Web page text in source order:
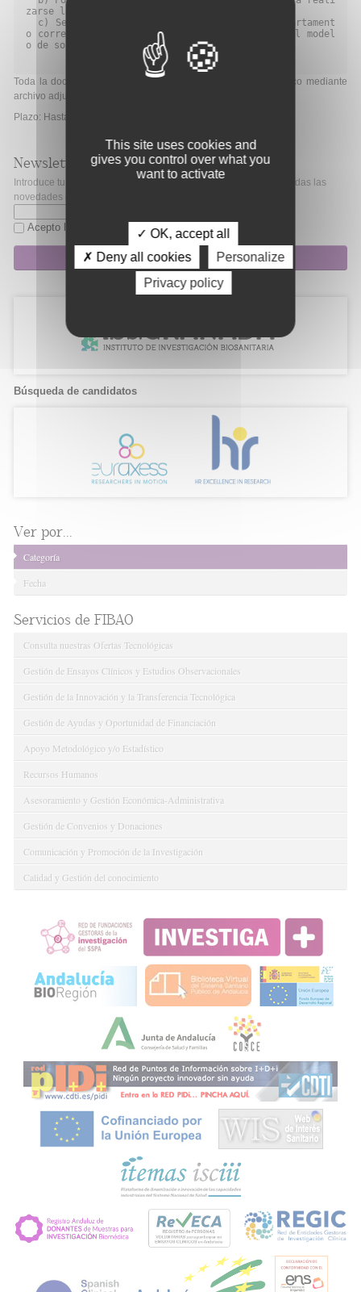
zarse la Tesis Doctoral.
o correspondiente. Seguirá las instrucciones del model
o de solicitud específico.
Toda la documentación se deberá incluir en formato electrónico mediante
archivo adjunto.
Plazo: Hasta el 20 de febrero de 2012
Newsletter
Introduce tu correo electrónico si quieres mantenerte al día de todas las
novedades de Fibao.
Acepto la política de privacidad
Suscripción
Búsqueda de candidatos
Ver por...
Categoría
Fecha
Servicios de FIBAO
Consulta nuestras Ofertas Tecnológicas
Gestión de Ensayos Clínicos y Estudios Observacionales
Gestión de la Innovación y la Transferencia Tecnológica
Gestión de Ayudas y Oportunidad de Financiación
Apoyo Metodológico y/o Estadístico
Recursos Humanos
Asesoramiento y Gestión Económica-Administrativa
Gestión de Convenios y Donaciones
Comunicación y Promoción de la Investigación
Calidad y Gestión del conocimiento
This site uses cookies and
gives you control over what you
want to activate
✓ OK, accept all
✗ Deny all cookies
Personalize
Privacy policy